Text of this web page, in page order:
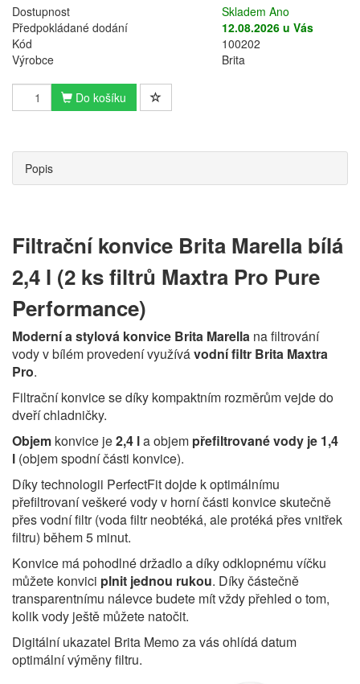
Dostupnost
Skladem Ano
Předpokládané dodání
12.08.2026 u Vás
Kód
100202
Výrobce
Brita
Do košíku
Popis
Filtrační konvice Brita Marella bílá
2,4 l (2 ks filtrů Maxtra Pro Pure
Performance)
Moderní a stylová konvice Brita Marella na filtrování
vody v bílém provedení využívávodní filtr Brita Maxtra
Pro.
Filtrační konvice se díky kompaktním rozměrům vejde do
dveří chladničky.
Objem konvice je2,4 la objem přefiltrované vody je 1,4
l (objem spodní části konvice).
Díky technologii PerfectFit dojde k optimálnímu
přefiltrovaní veškeré vody v horní části konvice skutečně
přes vodní filtr (voda filtr neobtéká, ale protéká přes vnitřek
filtru) během 5 minut.
Konvice má pohodlné držadlo a díky odklopnému víčku
můžete konvici plnit jednou rukou. Díky částečně
transparentnímu nálevce budete mít vždy přehled o tom,
kolik vody ještě můžete natočit.
Digitální ukazatel Brita Memo za vás ohlídá datum
optimální výměny filtru.